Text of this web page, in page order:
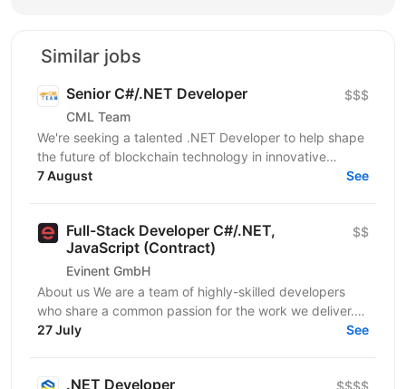
Similar jobs
Senior C#/.NET Developer
CML Team
$$$
We're seeking a talented .NET Developer to help shape
the future of blockchain technology in innovative
startup. If you're ready to make a real impact in a...
7 August See
Full-Stack Developer C#/.NET,
JavaScript (Contract)
Evinent GmbH
$$
About us We are a team of highly-skilled developers
who share a common passion for the work we deliver.
Our vision for software development starts with a...
27 July See
.NET Developer $$$$